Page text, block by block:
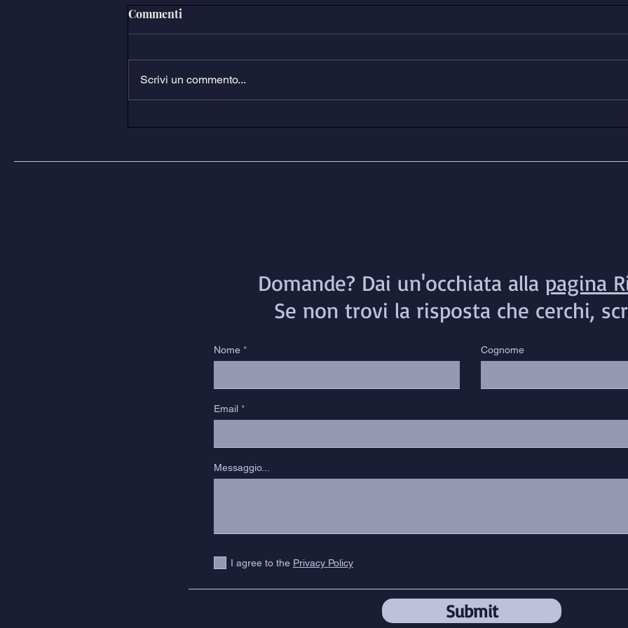
Commenti
Scrivi un commento...
Domande? Dai un'occhiata alla pagina
Se non trovi la risposta che cerchi,
Nome Cognome
Email
Messaggio...
I agree to the Privacy Policy
Submit